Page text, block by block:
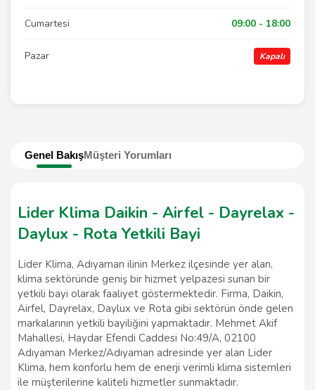
Genel BakışMüşteri Yorumları
Lider Klima Daikin - Airfel - Dayrelax -
Daylux - Rota Yetkili Bayi
Lider Klima, Adıyaman ilinin Merkez ilçesinde yer alan,
klima sektöründe geniş bir hizmet yelpazesi sunan bir
yetkili bayi olarak faaliyet göstermektedir. Firma, Daikin,
Airfel, Dayrelax, Daylux ve Rota gibi sektörün önde gelen
markalarının yetkili bayiliğini yapmaktadır. Mehmet Akif
Mahallesi, Haydar Efendi Caddesi No:49/A, 02100
Adıyaman Merkez/Adıyaman adresinde yer alan Lider
Klima, hem konforlu hem de enerji verimli klima sistemleri
ile müşterilerine kaliteli hizmetler sunmaktadır.
Cumartesi 09:00 - 18:00
Pazar Kapalı